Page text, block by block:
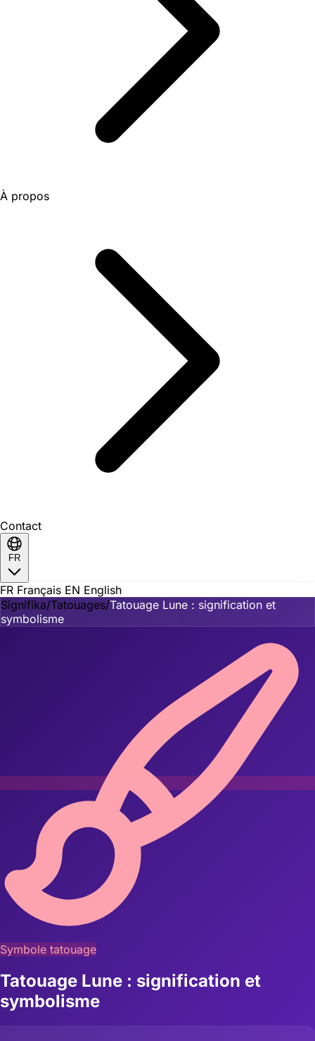
À propos
Contact
FR
FR Français EN English
Signifika/Tatouages/Tatouage Lune : signification et
symbolisme
Symbole tatouage
Tatouage Lune : signification et
symbolisme